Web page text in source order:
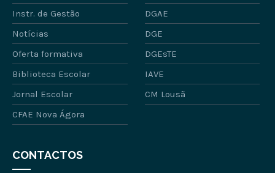
Instr. de Gestão
DGAE
Notícias
DGE
Oferta formativa
DGEsTE
Biblioteca Escolar
IAVE
Jornal Escolar
CM Lousã
CFAE Nova Ágora
CONTACTOS